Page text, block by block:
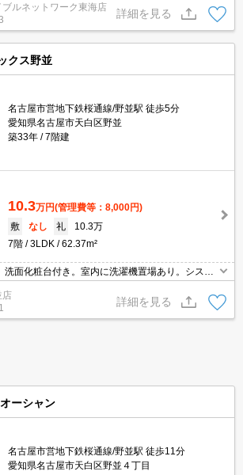
ルネットワーク東海店
詳細を見る
クス野並
名古屋市営地下鉄桜通線/野並駅 徒歩5分
愛知県名古屋市天白区野並
築33年
7階建
10.3万円(管理費等：8,000円)
敷
なし 礼
10.3万
7階
3LDK 62.37m²
洗面化粧台付き。室内に洗濯機置場あり。システ
費年3,000円。
店
詳細を見る
ーシャン
名古屋市営地下鉄桜通線/野並駅 徒歩11分
愛知県名古屋市天白区野並４丁目